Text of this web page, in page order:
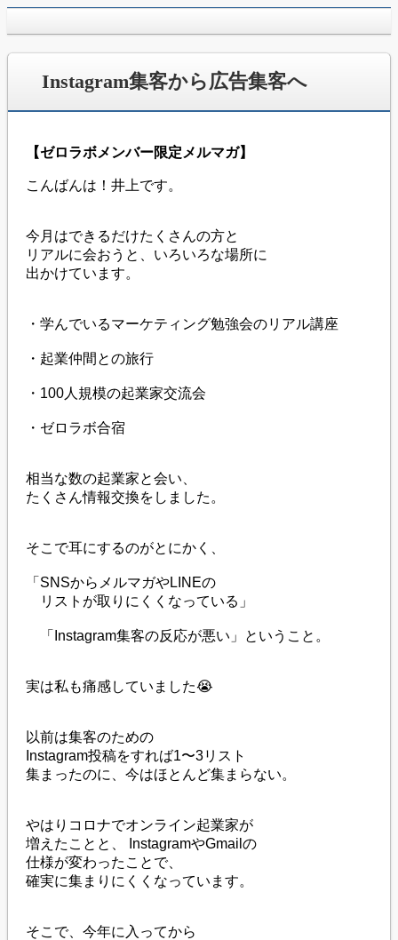
jpca.co
Instagram集客から広告集客へ
【ゼロラボメンバー限定メルマガ】
こんばんは！井上です。
今月はできるだけたくさんの方と
リアルに会おうと、いろいろな場所に
出かけています。
・学んでいるマーケティング勉強会のリアル講座
・起業仲間との旅行
・100人規模の起業家交流会
・ゼロラボ合宿
相当な数の起業家と会い、
たくさん情報交換をしました。
そこで耳にするのがとにかく、
「SNSからメルマガやLINEの
リストが取りにくくなっている」
「Instagram集客の反応が悪い」ということ。
実は私も痛感していました😭
以前は集客のための
Instagram投稿をすれば1〜3リスト
集まったのに、今はほとんど集まらない。
やはりコロナでオンライン起業家が
増えたことと、 InstagramやGmailの
仕様が変わったことで、
確実に集まりにくくなっています。
そこで、今年に入ってから